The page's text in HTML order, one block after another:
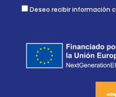
Deseo recibir información